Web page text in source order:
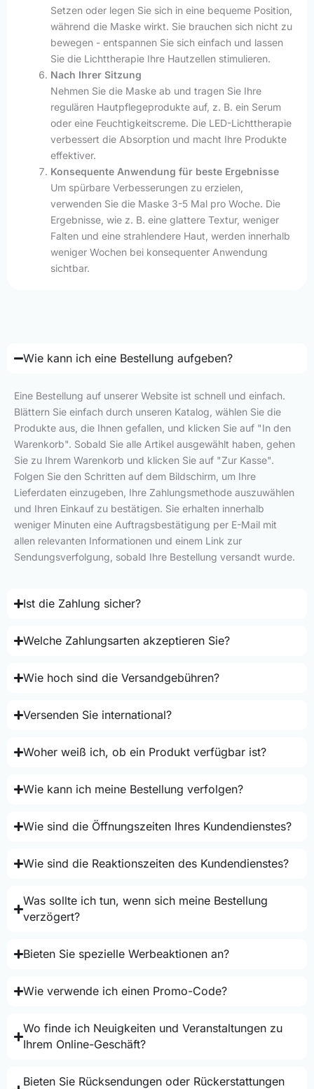
Setzen oder legen Sie sich in eine bequeme Position,
während die Maske wirkt. Sie brauchen sich nicht zu
bewegen - entspannen Sie sich einfach und lassen
Sie die Lichttherapie Ihre Hautzellen stimulieren.
Nach Ihrer Sitzung
Nehmen Sie die Maske ab und tragen Sie Ihre
regulären Hautpflegeprodukte auf, z. B. ein Serum
oder eine Feuchtigkeitscreme. Die LED-Lichttherapie
verbessert die Absorption und macht Ihre Produkte
effektiver.
Konsequente Anwendung für beste Ergebnisse
Um spürbare Verbesserungen zu erzielen,
verwenden Sie die Maske 3-5 Mal pro Woche. Die
Ergebnisse, wie z. B. eine glattere Textur, weniger
Falten und eine strahlendere Haut, werden innerhalb
weniger Wochen bei konsequenter Anwendung
sichtbar.
Wie kann ich eine Bestellung aufgeben?
Eine Bestellung auf unserer Website ist schnell und einfach.
Blättern Sie einfach durch unseren Katalog, wählen Sie die
Produkte aus, die Ihnen gefallen, und klicken Sie auf "In den
Warenkorb". Sobald Sie alle Artikel ausgewählt haben, gehen
Sie zu Ihrem Warenkorb und klicken Sie auf "Zur Kasse".
Folgen Sie den Schritten auf dem Bildschirm, um Ihre
Lieferdaten einzugeben, Ihre Zahlungsmethode auszuwählen
und Ihren Einkauf zu bestätigen. Sie erhalten innerhalb
weniger Minuten eine Auftragsbestätigung per E-Mail mit
allen relevanten Informationen und einem Link zur
Sendungsverfolgung, sobald Ihre Bestellung versandt wurde.
Ist die Zahlung sicher?
Welche Zahlungsarten akzeptieren Sie?
Wie hoch sind die Versandgebühren?
Versenden Sie international?
Woher weiß ich, ob ein Produkt verfügbar ist?
Wie kann ich meine Bestellung verfolgen?
Wie sind die Öffnungszeiten Ihres Kundendienstes?
Wie sind die Reaktionszeiten des Kundendienstes?
Was sollte ich tun, wenn sich meine Bestellung
verzögert?
Bieten Sie spezielle Werbeaktionen an?
Wie verwende ich einen Promo-Code?
Wo finde ich Neuigkeiten und Veranstaltungen zu
Ihrem Online-Geschäft?
Bieten Sie Rücksendungen oder Rückerstattungen